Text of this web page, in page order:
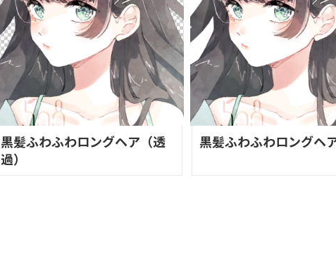
黒髪ふわふわロングヘア（透
過）
黒髪ふわふわロングヘ